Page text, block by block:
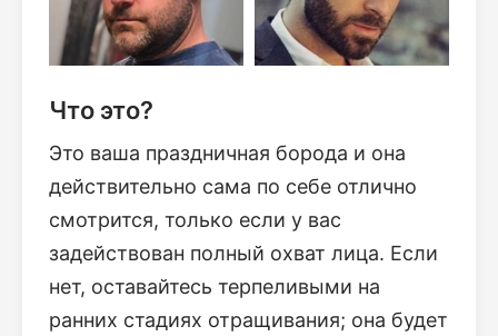
Что это?
Это ваша праздничная борода и она
действительно сама по себе отлично
смотрится, только если у вас
задействован полный охват лица. Если
нет, оставайтесь терпеливыми на
ранних стадиях отращивания; она будет